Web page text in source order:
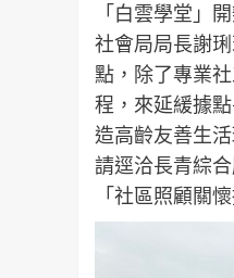
「白雲學堂」
社會局局長謝
點，除了專業
程，來延緩據
造高齡友善生
請逕洽長青綜
「社區照顧關